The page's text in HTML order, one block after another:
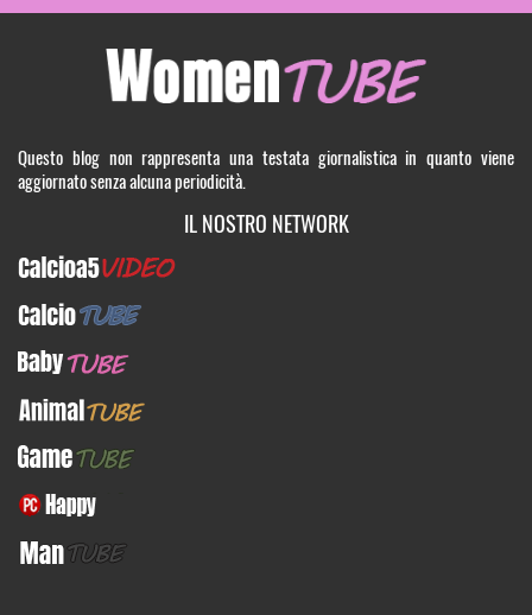
Questo blog non rappresenta una testata giornalistica in quanto viene
aggiornato senza alcuna periodicità.
IL NOSTRO NETWORK